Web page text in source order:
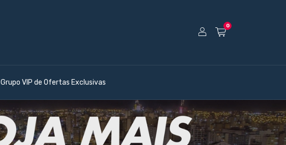
0
Grupo VIP de Ofertas Exclusivas